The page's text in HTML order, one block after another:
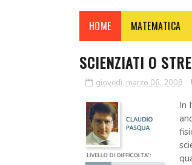
HOME MATEMATICA
SCIENZIATI O
giovedì, marzo 06, 2008
In